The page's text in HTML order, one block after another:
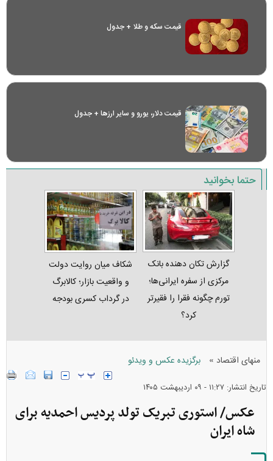
قیمت سکه و طلا + جدول
قیمت دلار، یورو و سایر ارز‌ها + جدول
حتما بخوانید
گزارش تکان‌ دهنده بانک
مرکزی از سفره ایرانی‌ها؛
تورم چگونه فقرا را فقیرتر
کرد؟
شکاف میان روایت دولت
و واقعیت بازار؛ کالابرگ
در گرداب کسری بودجه
منهای اقتصاد » برگزیده عکس و ویدئو
تاریخ انتشار: ۱۱:۲۷ - ۰۹ ارديبهشت ۱۴۰۵
عکس/ استوری تبریک تولد پردیس احمدیه برای
شاه ایران